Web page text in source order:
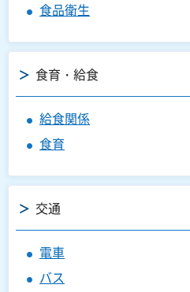
食品衛生
食育・給食
給食関係
食育
交通
電車
バス